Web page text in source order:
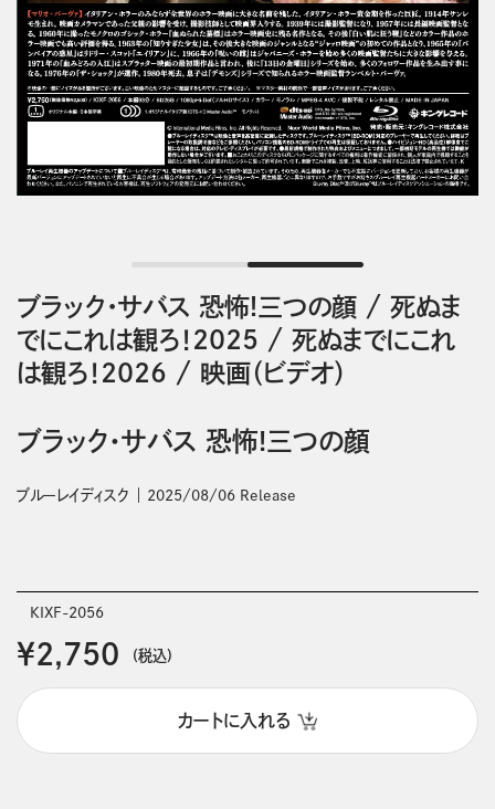
ブラック・サバス 恐怖!三つの顔/ 死ぬま
でにこれは観ろ！2025 / 死ぬまでにこれ
は観ろ！2026 / 映画（ビデオ）
ブラック・サバス 恐怖!三つの顔
ブルーレイディスク 2025/08/06 Release
KIXF-2056
￥2,750 (税込)
カートに入れる